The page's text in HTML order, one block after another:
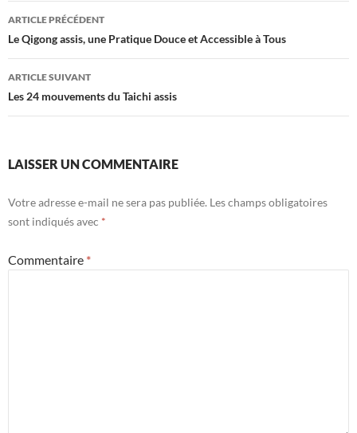
Navigation
des
articles
ARTICLE PRÉCÉDENT
Le Qigong assis, une Pratique Douce et Accessible à Tous
ARTICLE SUIVANT
Les 24 mouvements du Taichi assis
LAISSER UN COMMENTAIRE
Votre adresse e-mail ne sera pas publiée. Les champs obligatoires
sont indiqués avec *
Commentaire *